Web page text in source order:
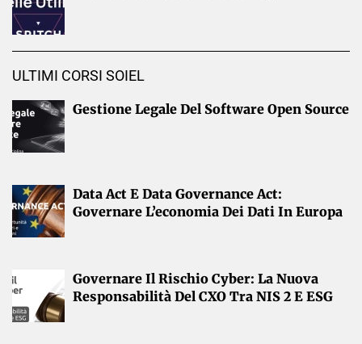
ULTIMI CORSI SOIEL
Gestione Legale Del Software Open Source
Data Act E Data Governance Act:
Governare L’economia Dei Dati In Europa
Governare Il Rischio Cyber: La Nuova
Responsabilità Del CXO Tra NIS 2 E ESG